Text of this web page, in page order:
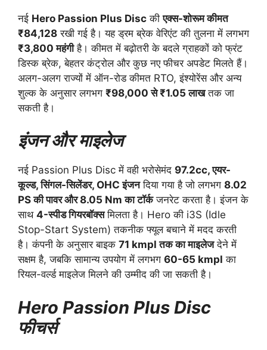
नई Hero Passion Plus Disc कीएक्स-शोरूम कीमत
₹84,128 रखी गई है। यह ड्रम ब्रेक वेरिएंट की तुलना में लगभग
₹3,800 महंगीहै। कीमत में बढ़ोतरी के बदले ग्राहकों को फ्रंट
डिस्क ब्रेक, बेहतर कंट्रोल और कुछ नए फीचर अपडेट मिलते हैं।
अलग-अलग राज्यों में ऑन-रोड कीमत RTO, इंश्योरेंस और अन्य
शुल्क के अनुसार लगभग ₹98,000 से ₹1.05 लाखतक जा
सकती है।
इंजन और माइलेज
नई Passion Plus Disc में वही भरोसेमंद 97.2cc, एयर-
कूल्ड, सिंगल-सिलेंडर, OHC इंजनदिया गया है जो लगभग 8.02
PS की पावर और 8.05 Nm का टॉर्कजनरेट करता है। इंजन के
साथ 4-स्पीड गियरबॉक्समिलता है। Hero की i3S (Idle
Stop-Start System) तकनीक फ्यूल बचाने में मदद करती
है। कंपनी के अनुसार बाइक 71 kmpl तक का माइलेजदेने में
सक्षम है, जबकि सामान्य उपयोग में लगभग 60-65 kmpl का
रियल-वर्ल्ड माइलेज मिलने की उम्मीद की जा सकती है।
Hero Passion Plus Disc
फीचर्स